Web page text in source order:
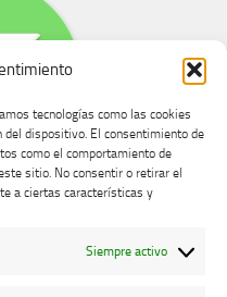
tecnologías como las cookies
del dispositivo. El consentimiento de
como el comportamiento de
sitio. No consentir o retirar el
a ciertas características y
Siempre activo
y sugerencias